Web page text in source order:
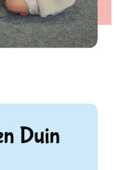
Duin